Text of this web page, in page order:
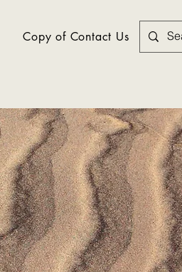
Copy of Contact Us